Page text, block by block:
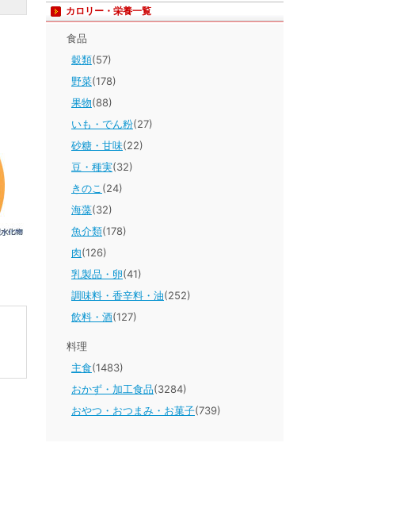
カロリー・栄養一覧
食品
穀類(57)
野菜(178)
果物(88)
いも・でん粉(27)
砂糖・甘味(22)
豆・種実(32)
きのこ (24)
海藻(32)
魚介類(178)
肉(126)
乳製品・卵(41)
調味料・香辛料・油(252)
飲料・酒(127)
料理
主食(1483)
おかず・加工食品(3284)
おやつ・おつまみ・お菓子(739)